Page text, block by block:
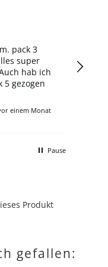
Der laden ist nicht
finde ich die Preise
überzogen, es gibt
neuer ETB 60-65€
zahlt man 100€, wie auch für viele
kompletten Lohn
Pause
Produkt
gefallen: